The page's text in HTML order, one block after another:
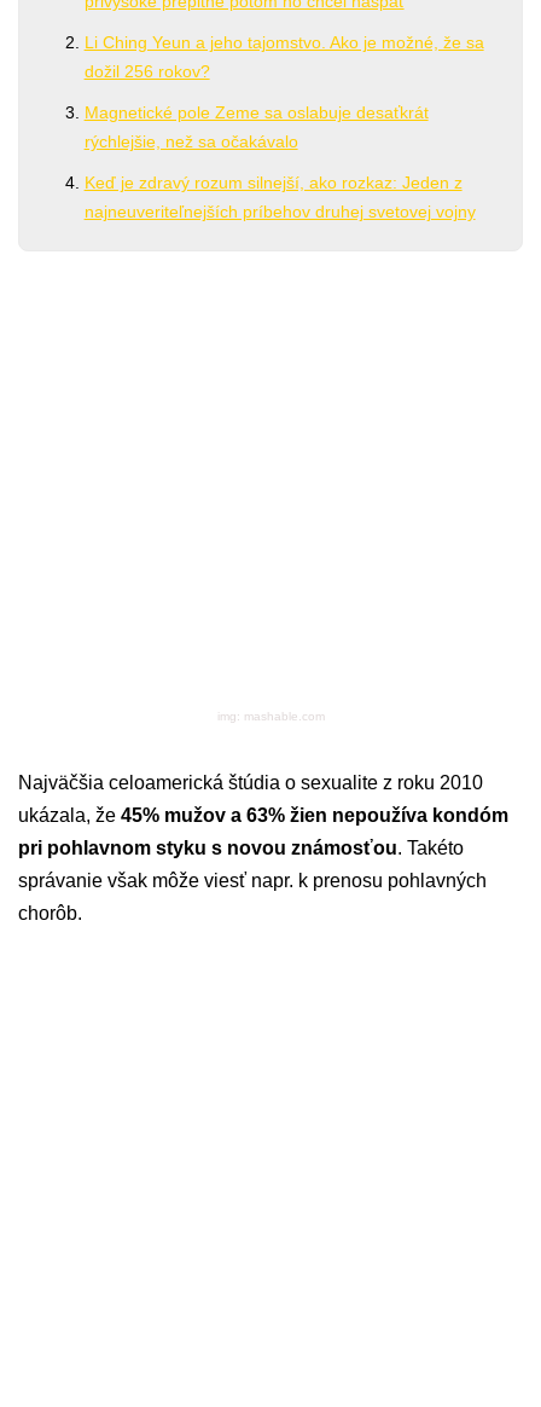
Li Ching Yeun a jeho tajomstvo. Ako je možné, že sa
dožil 256 rokov?
Magnetické pole Zeme sa oslabuje desaťkrát
rýchlejšie, než sa očakávalo
Keď je zdravý rozum silnejší, ako rozkaz: Jeden z
najneuveriteľnejších príbehov druhej svetovej vojny
img: mashable.com
Najväčšia celoamerická štúdia o sexualite z roku 2010
ukázala, že 45% mužov a 63% žien nepoužíva kondóm
pri pohlavnom styku s novou známosťou. Takéto
správanie však môže viesť napr. k prenosu pohlavných
chorôb.